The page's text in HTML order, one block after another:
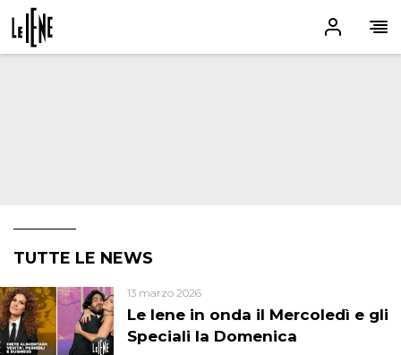
TUTTE LE NEWS
Le Iene in onda il Mercoledì e gli
Speciali la Domenica
13 marzo 2026